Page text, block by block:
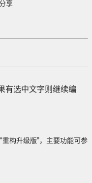
享
有选中文字则继续编
重构升级版”，主要功能可参